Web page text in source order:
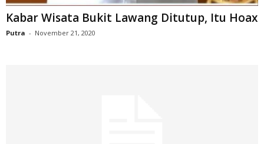
Kabar Wisata Bukit Lawang Ditutup, Itu Hoax
Putra - November 21, 2020